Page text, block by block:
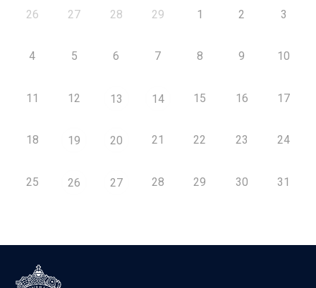
26 27 28 29 1 2 3
4 5 6 7 8 9 10
11 12 13 14 15 16 17
18 19 20 21 22 23 24
25 26 27 28 29 30 31